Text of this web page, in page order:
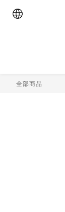
全部商品